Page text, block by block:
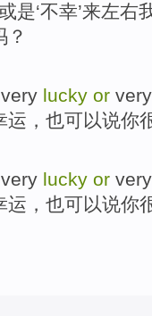
是‘不幸’来左右
？
very lucky or very
运， 也可以说你
very lucky or very
运， 也可以说你